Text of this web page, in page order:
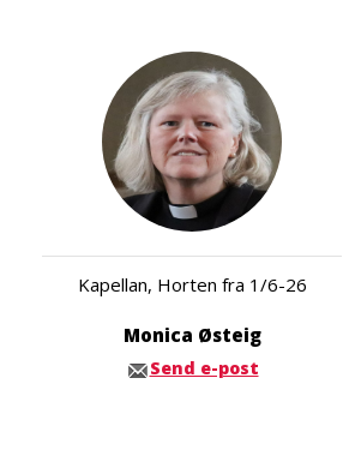
Kapellan, Horten fra 1/6-26
Monica Østeig
Send e-post